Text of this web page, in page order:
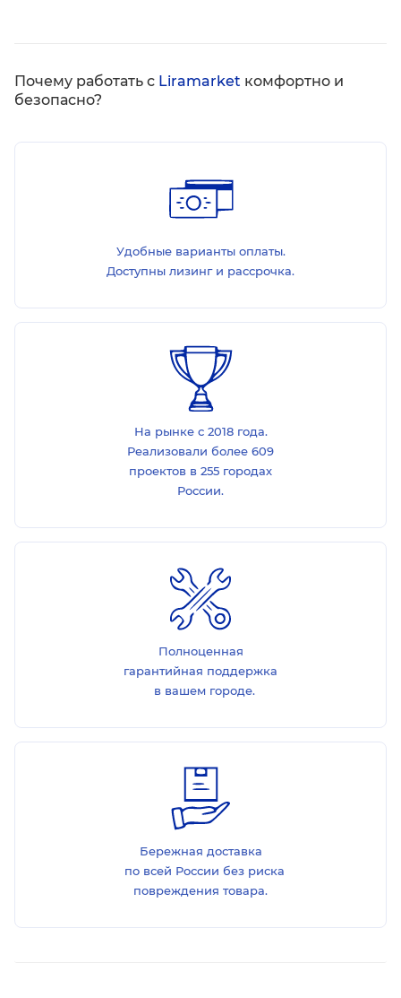
Почему работать с Liramarket комфортно и
безопасно?
Удобные варианты оплаты.
Доступны лизинг и рассрочка.
На рынке с 2018 года.
Реализовали более 609
проектов в 255 городах
России.
Полноценная
гарантийная поддержка
в вашем городе.
Бережная доставка
по всей России без риска
повреждения товара.